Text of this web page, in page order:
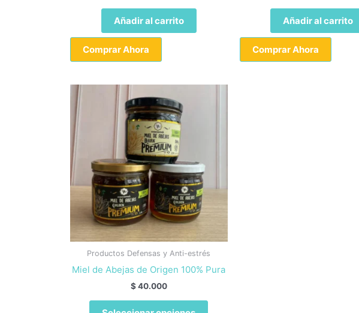
Añadir al carrito
Comprar Ahora
Añadir al carrito
Comprar Ahora
Productos Defensas y Anti-estrés
Miel de Abejas de Origen 100% Pura
$40.000
Este